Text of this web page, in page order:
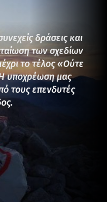
δράσεις και
των σχεδίων
το τέλος «Ούτε
υποχρέωση μας
τους επενδυτές